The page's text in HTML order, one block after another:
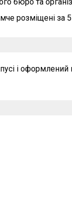
розміщені за
і оформлений